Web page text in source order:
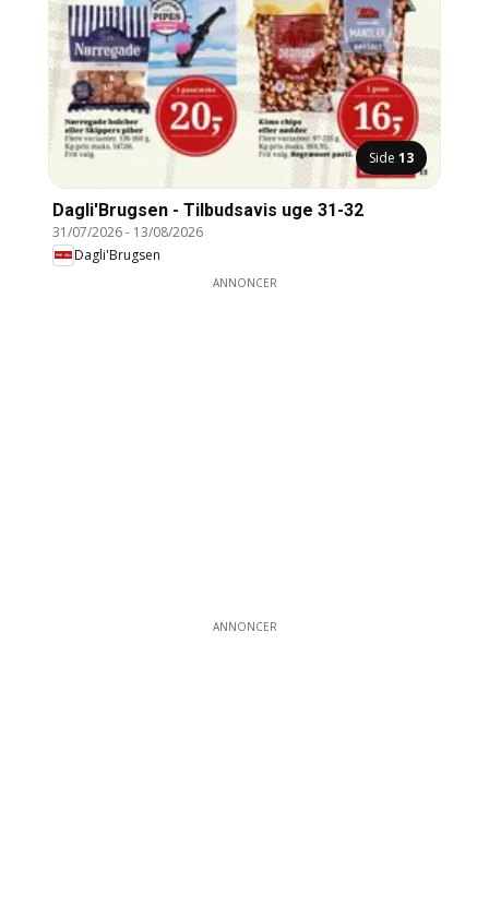
Side 13
Dagli'Brugsen - Tilbudsavis uge 31-32
31/07/2026- 13/08/2026
Dagli'Brugsen
ANNONCER
ANNONCER